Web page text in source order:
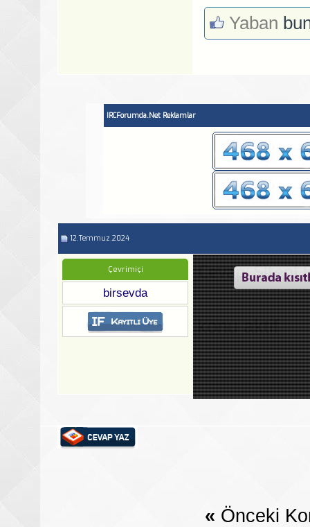
Yaban
IRCForumda.Net Reklamlar
12.Temmuz.2024
Çevrimiçi
birsevda
Cevap: Siteni
konu aktif
« Önceki